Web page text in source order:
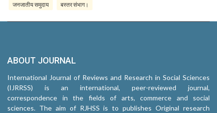
जनजातीय समुदाय बस्तर संभाग।
ABOUT JOURNAL
International Journal of Reviews and Research in Social Sciences
(IJRRSS) is an international, peer-reviewed journal,
correspondence in the fields of arts, commerce and social
sciences. The aim of RJHSS is to publishes Original research